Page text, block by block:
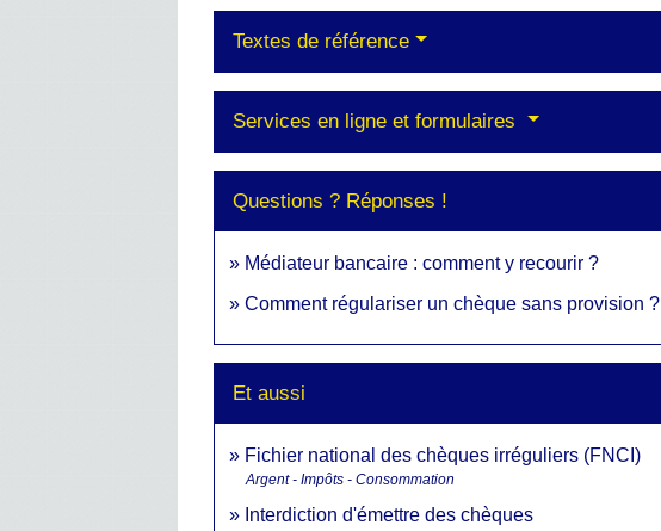
Textes de référence
Services en ligne et formulaires
Questions ? Réponses !
Médiateur bancaire : comment y recourir ?
Comment régulariser un chèque sans provision ?
Et aussi
Fichier national des chèques irréguliers (FNCI)
Argent - Impôts - Consommation
Interdiction d'émettre des chèques